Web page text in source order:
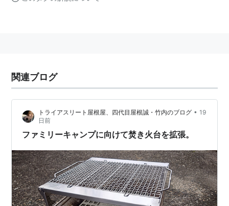
関連ブログ
トライアスリート屋根屋、四代目屋根誠・竹内のブログ • 19
日前
ファミリーキャンプに向けて焚き火台を拡張。